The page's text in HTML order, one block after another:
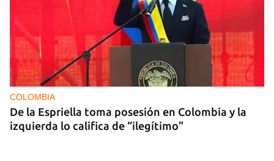
COLOMBIA
De la Espriella toma posesión en Colombia y la
izquierda lo califica de “ilegítimo”